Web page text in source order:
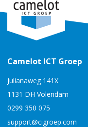
Camelot ICT Groep
Julianaweg 141X
1131 DH Volendam
0299 350 075
support@cigroep.com